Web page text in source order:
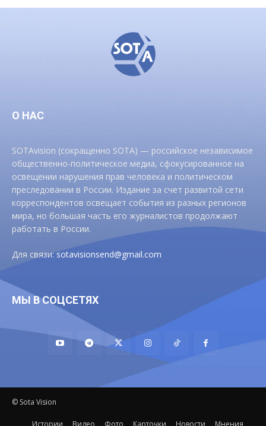
О НАС
SOTAvision (сокращенно SOTA) — российское независимое
общественно-политическое медиа, сфокусированное на
освещении нарушения прав человека и политическом
преследовании в России. Издание за счет развитой сети
корреспондентов освещает события из разных регионов
мира, но большая часть его журналистов продолжают
работать в России.
Для связи:sotavisionsend@gmail.com
МЫ В СОЦСЕТЯХ
© Sota Vision
Истории Видео Фото Карточки Новости Мнения